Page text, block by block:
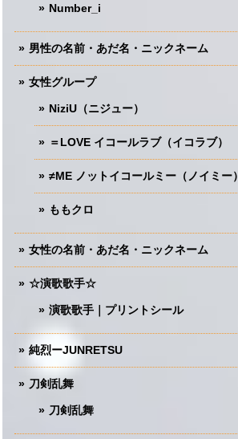
Number_i
男性の名前・あだ名・ニックネーム
女性グループ
NiziU（ニジュー）
＝LOVE イコールラブ（イコラブ）
≠ME ノットイコールミー（ノイミー）
ももクロ
女性の名前・あだ名・ニックネーム
☆演歌歌手☆
演歌歌手｜プリントシール
純烈ーJUNRETSU
刀剣乱舞
刀剣乱舞